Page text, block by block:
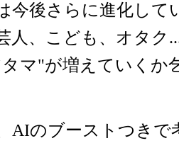
今後さらに進化して
人、こども、オタク
マ"が増えていくか
AIのブーストつきで